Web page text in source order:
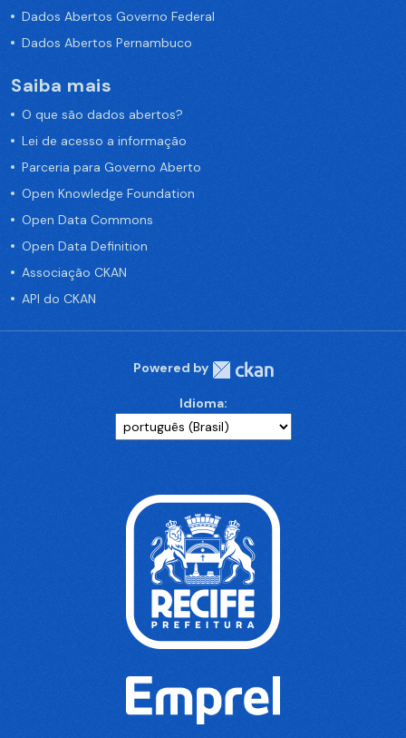
Dados Abertos Governo Federal
Dados Abertos Pernambuco
Saiba mais
O que são dados abertos?
Lei de acesso a informação
Parceria para Governo Aberto
Open Knowledge Foundation
Open Data Commons
Open Data Definition
Associação CKAN
API do CKAN
Powered by
Idioma